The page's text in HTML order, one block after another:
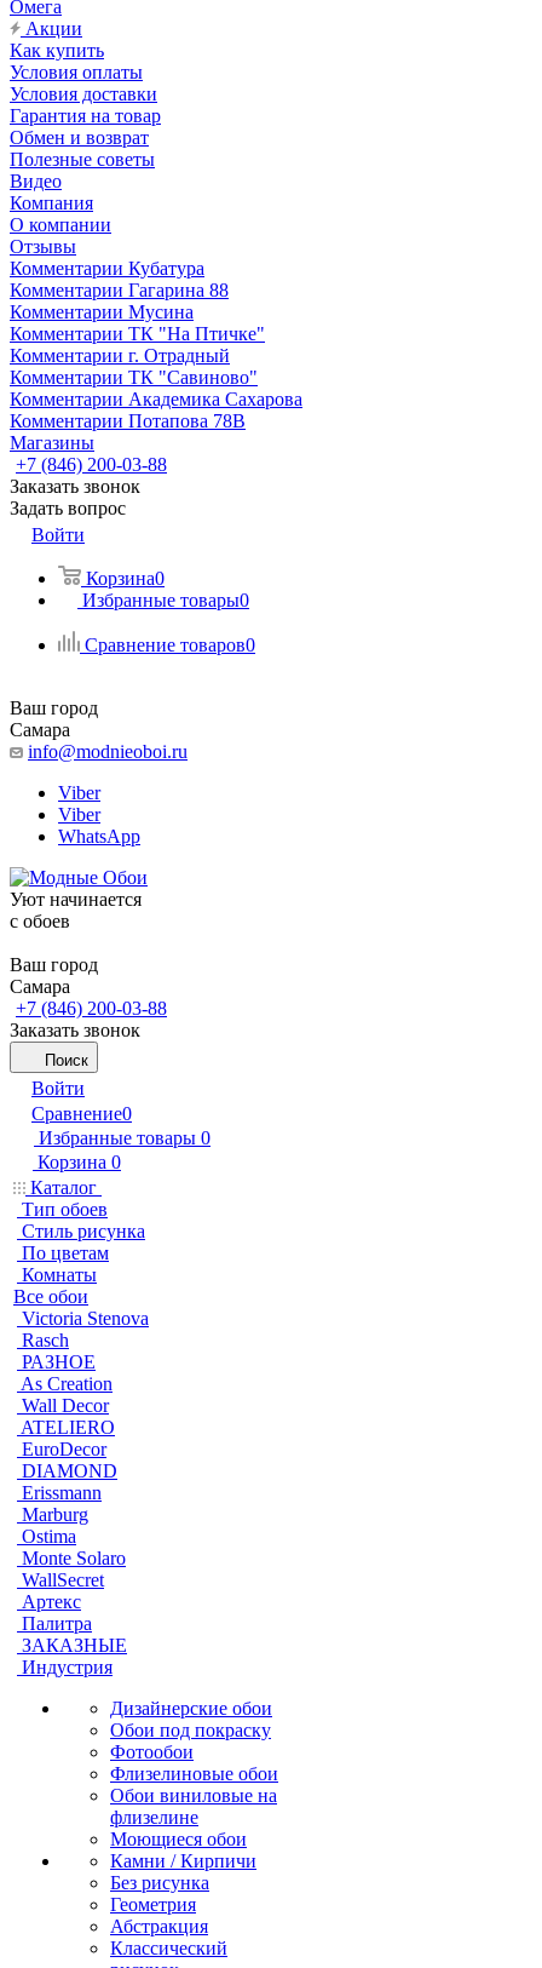
Омега
Акции
Как купить
Условия оплаты
Условия доставки
Гарантия на товар
Обмен и возврат
Полезные советы
Видео
Компания
О компании
Отзывы
Комментарии Кубатура
Комментарии Гагарина 88
Комментарии Мусина
Комментарии ТК "На Птичке"
Комментарии г. Отрадный
Комментарии ТК "Савиново"
Комментарии Академика Сахарова
Комментарии Потапова 78В
Магазины
+7 (846) 200-03-88
Заказать звонок
Задать вопрос
Войти
Корзина0
Избранные товары0
Сравнение товаров0
Ваш город
Самара
info@modnieoboi.ru
Viber
Viber
WhatsApp
Уют начинается
c обоев
Ваш город
Самара
+7 (846) 200-03-88
Заказать звонок
Поиск
Войти
Сравнение0
Избранные товары 0
Корзина 0
Каталог
Тип обоев
Стиль рисунка
По цветам
Комнаты
Все обои
Victoria Stenova
Rasch
РАЗНОЕ
As Creation
Wall Decor
ATELIERO
EuroDecor
DIAMOND
Erissmann
Marburg
Ostima
Monte Solaro
WallSecret
Артекс
Палитра
ЗАКАЗНЫЕ
Индустрия
Дизайнерские обои
Обои под покраску
Фотообои
Флизелиновые обои
Обои виниловые на
флизелине
Моющиеся обои
Камни / Кирпичи
Без рисунка
Геометрия
Абстракция
Классический